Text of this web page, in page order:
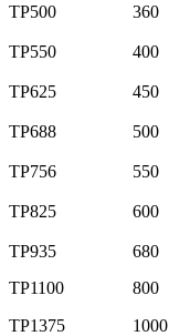
TP500 360
TP550 400
TP625 450
TP688 500
TP756 550
TP825 600
TP935 680
TP1100
800
TP1375
1000